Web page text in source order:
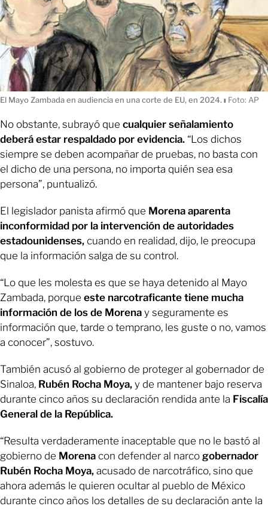
El Mayo Zambada en audiencia en una corte de EU, en 2024. ı Foto: AP
No obstante, subrayó que cualquier señalamiento
deberá estar respaldado por evidencia. “Los dichos
siempre se deben acompañar de pruebas, no basta con
el dicho de una persona, no importa quién sea esa
persona”, puntualizó.
El legislador panista afirmó que Morena aparenta
inconformidad por la intervención de autoridades
estadounidenses, cuando en realidad, dijo, le preocupa
que la información salga de su control.
“Lo que les molesta es que se haya detenido al Mayo
Zambada, porque este narcotraficante tiene mucha
información de los de Morena y seguramente es
información que, tarde o temprano, les guste o no, vamos
a conocer”, sostuvo.
También acusó al gobierno de proteger al gobernador de
Sinaloa, Rubén Rocha Moya, y de mantener bajo reserva
durante cinco años su declaración rendida ante la Fiscalía
General de la República.
“Resulta verdaderamente inaceptable que no le bastó al
gobierno de Morena con defender al narco gobernador
Rubén Rocha Moya, acusado de narcotráfico, sino que
ahora además le quieren ocultar al pueblo de México
durante cinco años los detalles de su declaración ante la